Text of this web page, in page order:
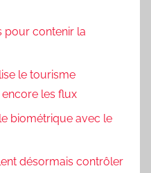
pour contenir la
le tourisme
les flux
biométrique avec le
désormais contrôler